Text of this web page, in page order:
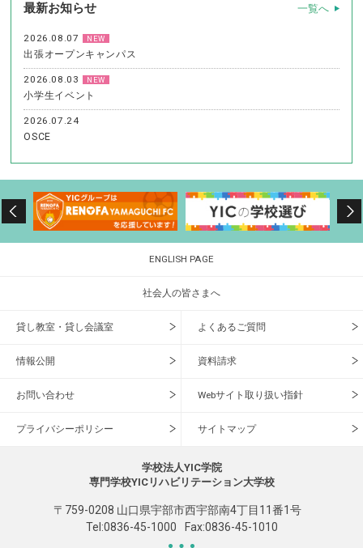
最新お知らせ 一覧へ
2026.08.07 NEW
出張オープンキャンパス
2026.08.03 NEW
小学生イベント
2026.07.24
OSCE
ENGLISH PAGE
社会人の皆さまへ
貸し教室・貸し会議室 よくあるご質問
情報公開 資料請求
お問い合わせ Webサイト取り扱い指針
プライバシーポリシー サイトマップ
学校法人YIC学院
専門学校YICリハビリテーション大学校
〒759-0208 山口県宇部市西宇部南4丁目11番1号
Tel:0836-45-1000 Fax:0836-45-1010